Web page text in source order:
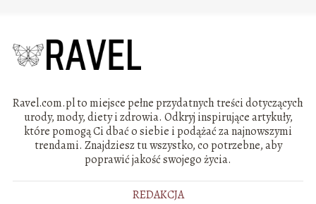
Ravel.com.pl to miejsce pełne przydatnych treści dotyczących
urody, mody, diety i zdrowia. Odkryj inspirujące artykuły,
które pomogą Ci dbać o siebie i podążać za najnowszymi
trendami. Znajdziesz tu wszystko, co potrzebne, aby
poprawić jakość swojego życia.
REDAKCJA